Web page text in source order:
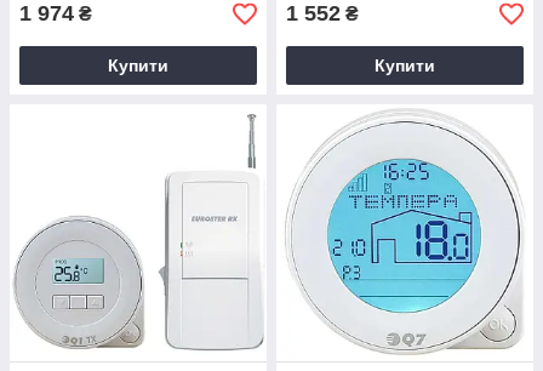
1 974 ₴
Купити
1 552 ₴
Купити